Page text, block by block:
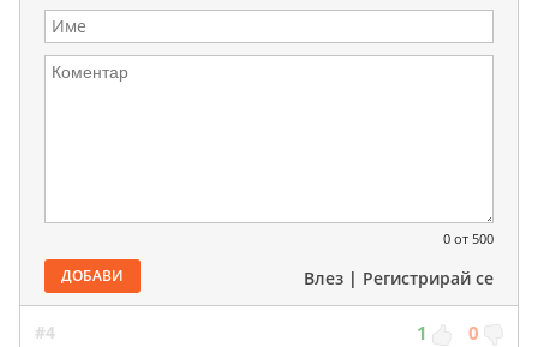
0 от 500
ДОБАВИ Влез | Регистрирай се
#4 1 0